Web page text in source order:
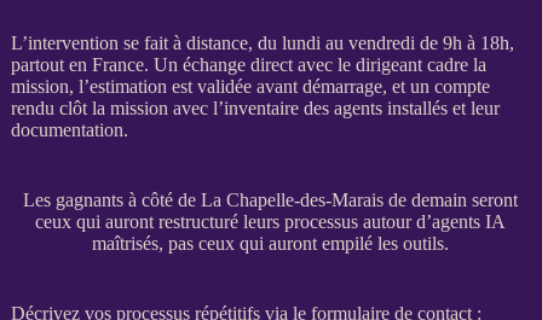
L’intervention se fait à distance, du lundi au vendredi de 9h à 18h,
partout en France. Un échange direct avec le dirigeant cadre la
mission, l’estimation est validée avant démarrage, et un compte
rendu clôt la mission avec l’inventaire des agentsinstallés et leur
documentation.
Les gagnants à côté de La Chapelle-des-Marais de demain seront
ceux qui auront restructuré leurs processus autour d’agents IA
maîtrisés, pas ceux qui auront empilé les outils.
Décrivez vos processusrépétitifs via le formulaire de contact: